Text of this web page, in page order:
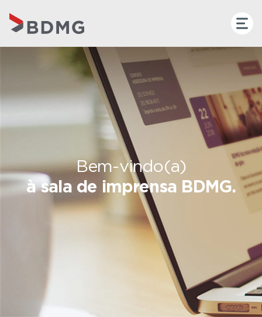
Bem-vindo(a)
à sala de imprensa BDMG.